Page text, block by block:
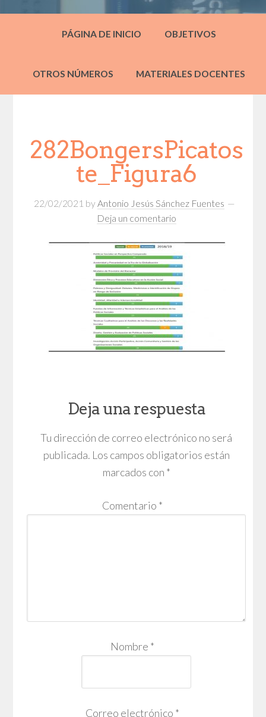
PÁGINA DE INICIO OBJETIVOS
OTROS NÚMEROS MATERIALES DOCENTES
282BongersPicatos
te_Figura6
22/02/2021 by Antonio Jesús Sánchez Fuentes
Deja un comentario
Deja una respuesta
Tu dirección de correo electrónico no será
publicada. Los campos obligatorios están
marcados con *
Comentario *
Nombre *
Correo electrónico *